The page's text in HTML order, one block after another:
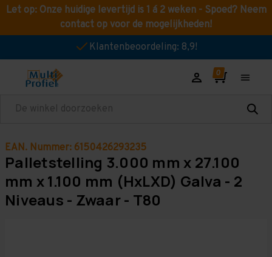
Let op: Onze huidige levertijd is 1 á 2 weken - Spoed? Neem
contact op voor de mogelijkheden!
Klantenbeoordeling: 8,9!
Zoeken
EAN. Nummer: 6150426293235
Palletstelling 3.000 mm x 27.100
mm x 1.100 mm (HxLXD) Galva - 2
Niveaus - Zwaar - T80